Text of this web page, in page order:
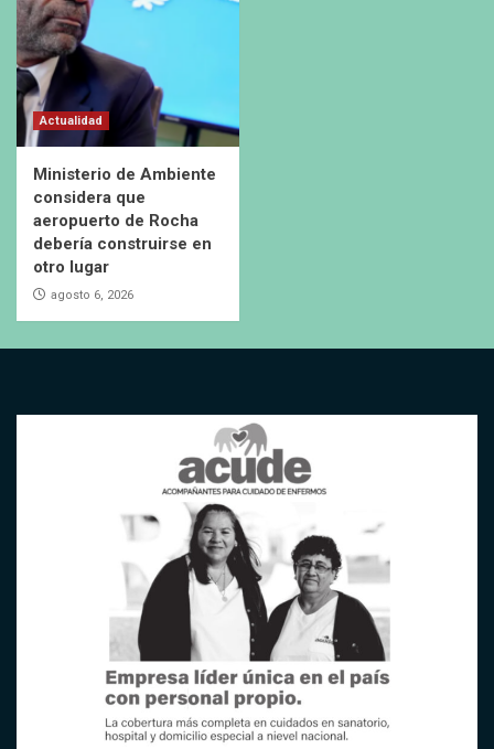
Actualidad
Ministerio de Ambiente
considera que
aeropuerto de Rocha
debería construirse en
otro lugar
agosto 6, 2026